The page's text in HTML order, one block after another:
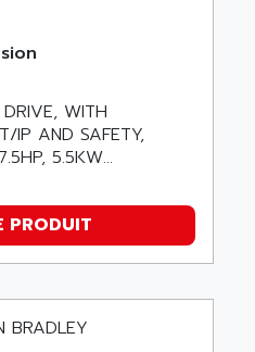
WITH
IP AND SAFETY,
5.5KW...
PRODUIT